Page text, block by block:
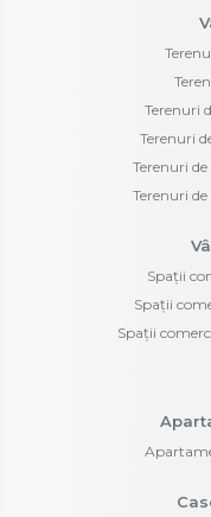
Terenuri
Terenuri
Terenuri
Terenuri
Spații
Spații
Spații